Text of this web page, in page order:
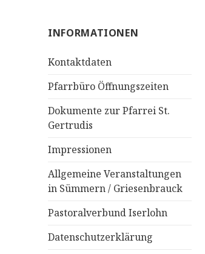
INFORMATIONEN
Kontaktdaten
Pfarrbüro Öffnungszeiten
Dokumente zur Pfarrei St.
Gertrudis
Impressionen
Allgemeine Veranstaltungen
in Sümmern / Griesenbrauck
Pastoralverbund Iserlohn
Datenschutzerklärung